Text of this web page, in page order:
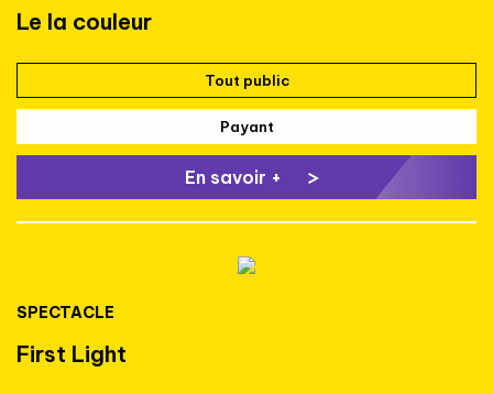
Le la couleur
Tout public
Payant
En savoir +
SPECTACLE
First Light